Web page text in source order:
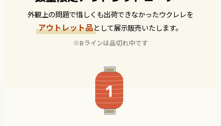
外観上の問題で惜しくも出荷できなかったウクレレを
アウトレット品として展示販売いたします。
※Bラインは品切れ中です